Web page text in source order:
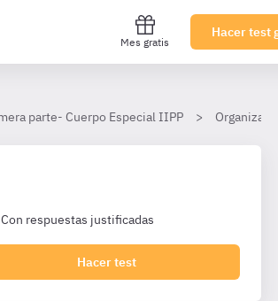
Mes gratis
Hacer test
parte- Cuerpo Especial IIPP
Con respuestas justificadas
Hacer test